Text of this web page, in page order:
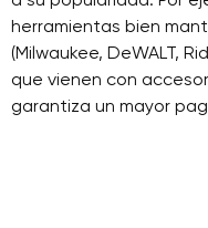
herramientas bien
(Milwaukee, DeWALT,
que vienen con
garantiza un mayor